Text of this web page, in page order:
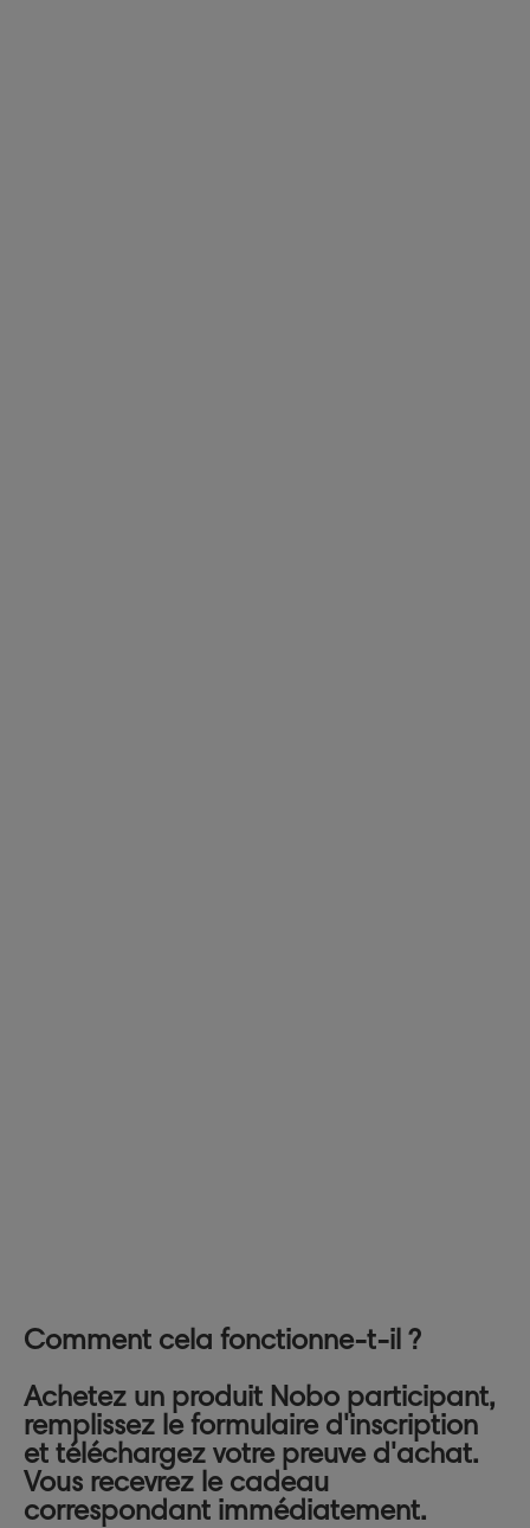
Comment cela fonctionne-t-il ?
Achetez un produit Nobo participant,
remplissez le formulaire d'inscription
et téléchargez votre preuve d'achat.
Vous recevrez le cadeau
correspondant immédiatement.